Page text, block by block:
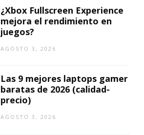
¿Xbox Fullscreen Experience
mejora el rendimiento en
juegos?
AGOSTO 3, 2026
Las 9 mejores laptops gamer
baratas de 2026 (calidad-
precio)
AGOSTO 3, 2026